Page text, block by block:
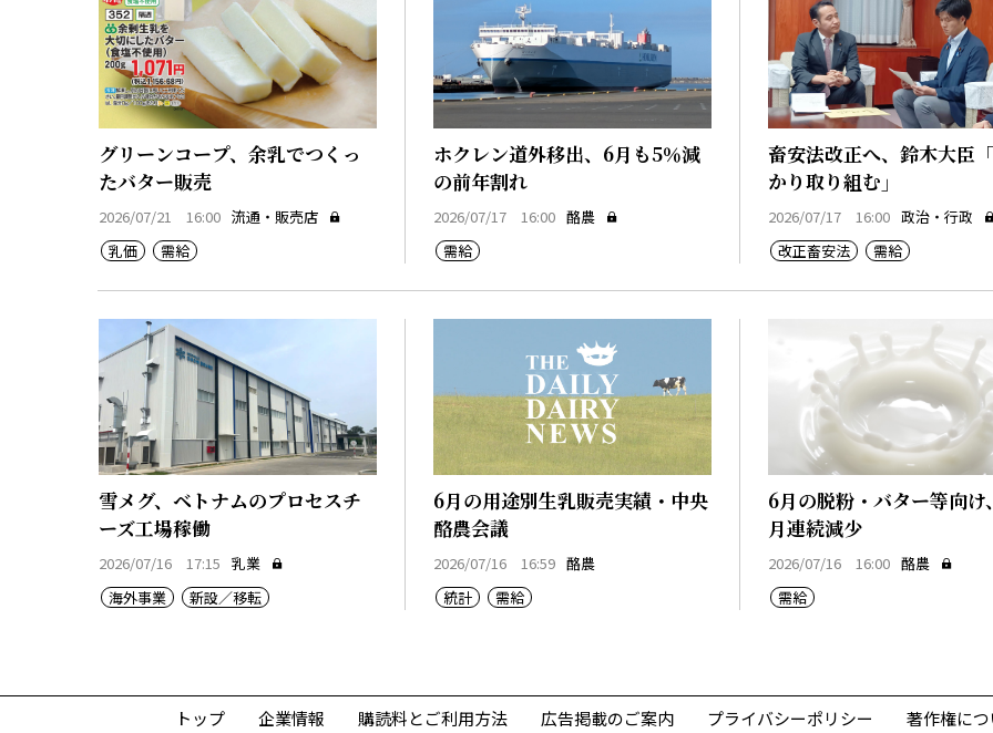
グリーンコープ、余乳でつくっ
たバター販売
2026/07/21 16:00 流通・販売店
乳価
需給
ホクレン道外移出、6月も5％減
の前年割れ
2026/07/17 16:00 酪農
需給
畜安法改正へ、鈴木大臣
かり取り組む」
2026/07/17 16:00 政治・行政
改正畜安法
需給
雪メグ、ベトナムのプロセスチ
ーズ工場稼働
2026/07/16 17:15 乳業
海外事業
新設／移転
6月の用途別生乳販売実績・中央
酪農会議
2026/07/16 16:59 酪農
統計
需給
6月の脱粉・バター等向け
月連続減少
2026/07/16 16:00 酪農
需給
トップ 企業情報 購読料とご利用方法 広告掲載のご案内 プライバシーポリシー 著作権に